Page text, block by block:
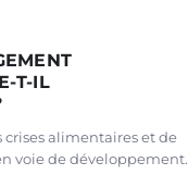
T-IL
crises alimentaires et de
voie de développement.